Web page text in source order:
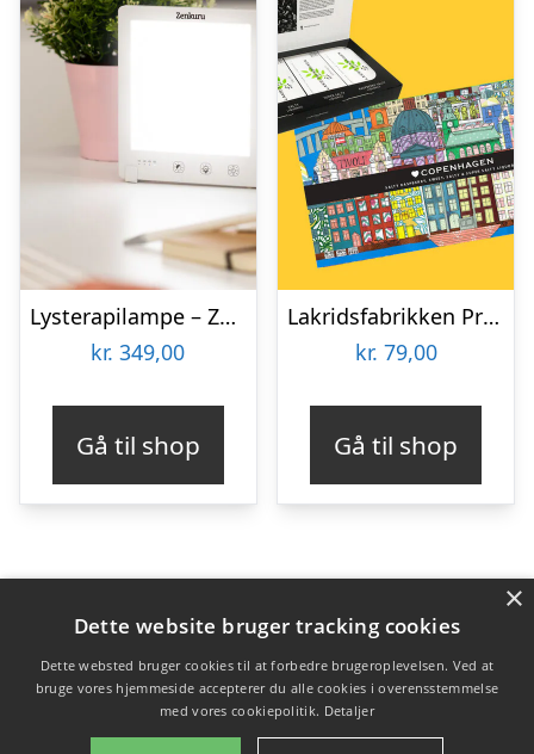
Lysterapilampe – Zenkuru
kr. 349,00
Gå til shop
Lakridsfabrikken Premiumlakrids – Copenhagen
kr. 79,00
Gå til shop
Varekategorier
Produkter
×
Dette website bruger tracking cookies
Dette websted bruger cookies til at forbedre brugeroplevelsen. Ved at
bruge vores hjemmeside accepterer du alle cookies i overensstemmelse
med vores cookiepolitik. Detaljer